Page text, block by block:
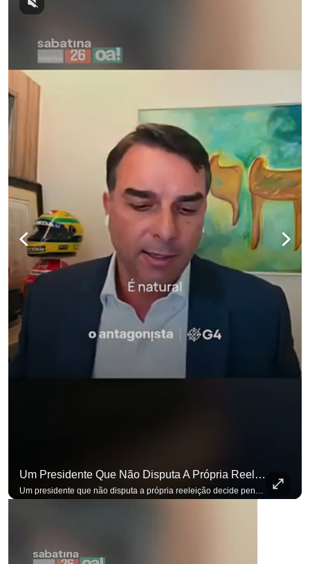
Um Presidente Que Não Disputa A Própria Reeleição Decide Pensando Em Quem Vem Depois.
Um presidente que não disputa a própria reeleição decide pensando em quem vem depois. Foi assim que Flávio Bolsonaro defendeu a PEC do fim da reeleição, primeira das medidas que citou para o ambiente de negócios. Se você busca informação com credibilidade, inscreva-se agora e ative o
para não perder nenhuma atualização! Ouça O Antagonista nos principais